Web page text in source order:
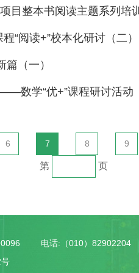
目整本书阅读主题系列培训
“阅读+”校本化研讨（二）
篇（一）
数学“优+”课程研讨活动
6 7 8 9
第 页
电话:（010）82902204